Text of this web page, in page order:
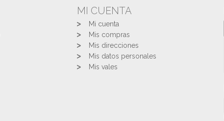
MI CUENTA
Mi cuenta
Mis compras
Mis direcciones
Mis datos personales
Mis vales